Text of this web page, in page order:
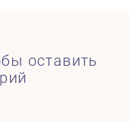
оставить